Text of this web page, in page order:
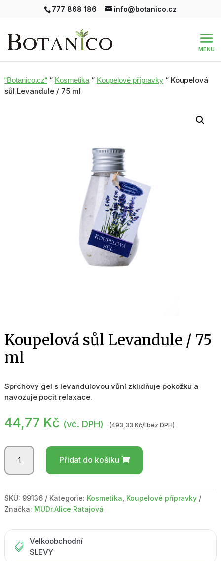
777 868 186 info@botanico.cz
“Botanico.cz““ Kosmetika“ Koupelové přípravky“ Koupelová
sůl Levandule / 75 ml
Koupelová sůl Levandule / 75
ml
Sprchový gel s levandulovou vůní zklidňuje pokožku a
navozuje pocit relaxace.
44,77 Kč (vč. DPH) (493,33 Kč/l bez DPH)
Koupelová
Levandule
75
ml
Přidat do košíku
SKU: 99136 Kategorie: Kosmetika Koupelové přípravky
Značka: MUDr.Alice Ratajová

Velkoobchodní
SLEVY